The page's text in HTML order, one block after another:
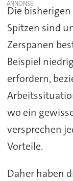
Die
Spitzen sind
Zerspanen
Beispiel
erfordern,
wo ein
versprechen
Vorteile.
Daher haben